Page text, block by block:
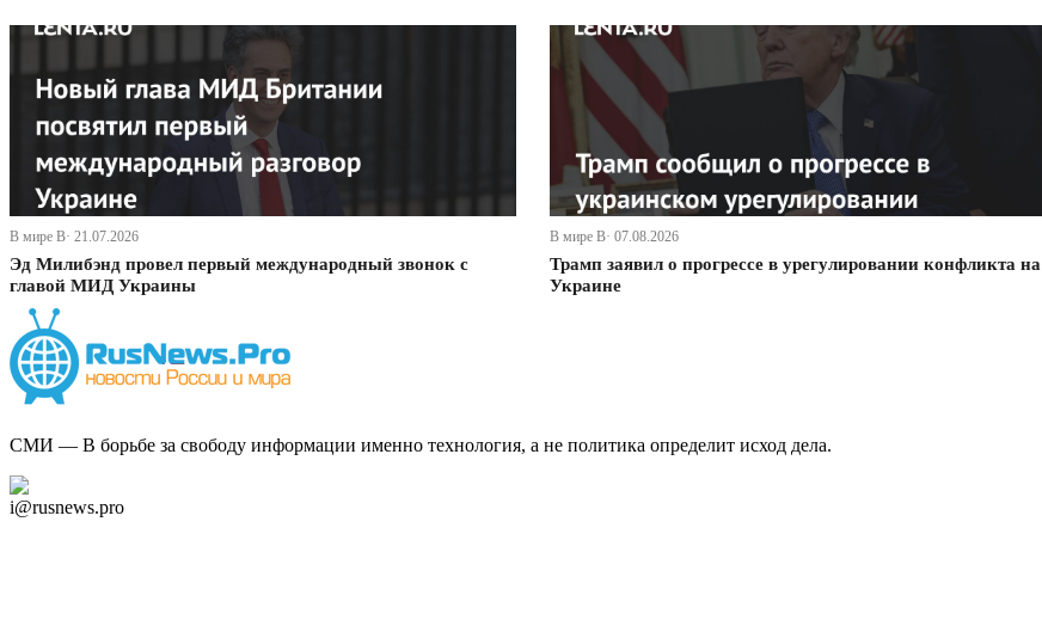
В мире В· 21.07.2026
Эд Милибэнд провел первый международный звонок с
главой МИД Украины
В мире В· 07.08.2026
Трамп заявил о прогрессе в урегулировании конфликта на
Украине
СМИ — В борьбе за свободу информации именно технология, а не политика определит исход дела.
i@rusnews.pro